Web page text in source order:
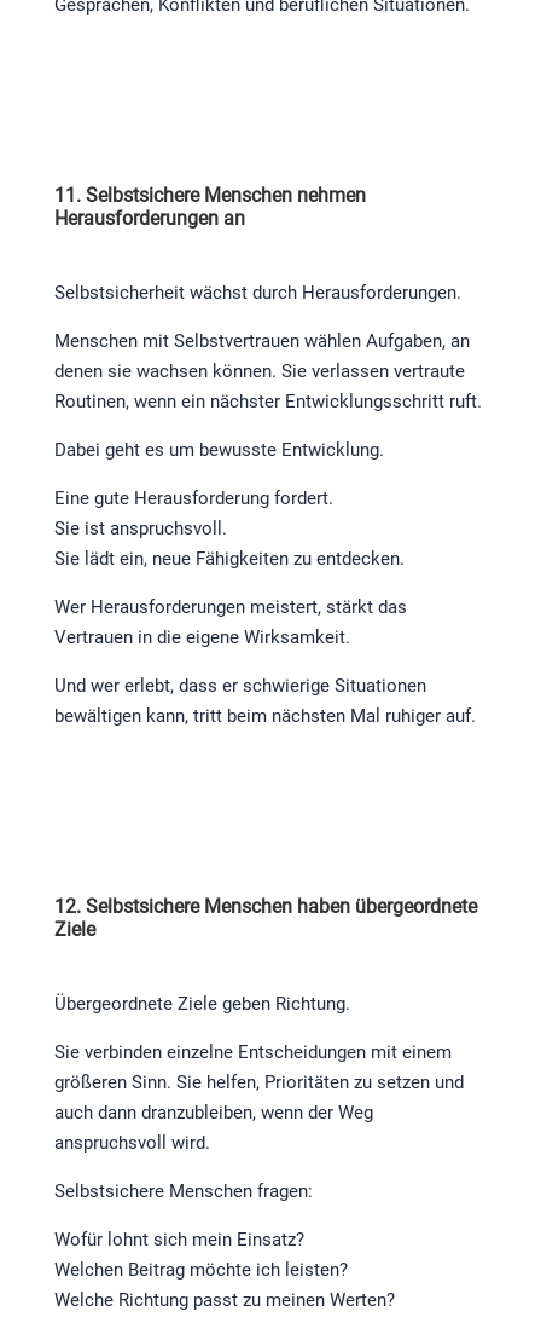
Gesprächen, Konflikten und beruflichen Situationen.
11. Selbstsichere Menschen nehmen
Herausforderungen an
Selbstsicherheit wächst durch Herausforderungen.
Menschen mit Selbstvertrauen wählen Aufgaben, an
denen sie wachsen können. Sie verlassen vertraute
Routinen, wenn ein nächster Entwicklungsschritt ruft.
Dabei geht es um bewusste Entwicklung.
Eine gute Herausforderung fordert.
Sie ist anspruchsvoll.
Sie lädt ein, neue Fähigkeiten zu entdecken.
Wer Herausforderungen meistert, stärkt das
Vertrauen in die eigene Wirksamkeit.
Und wer erlebt, dass er schwierige Situationen
bewältigen kann, tritt beim nächsten Mal ruhiger auf.
12. Selbstsichere Menschen haben übergeordnete
Ziele
Übergeordnete Ziele geben Richtung.
Sie verbinden einzelne Entscheidungen mit einem
größeren Sinn. Sie helfen, Prioritäten zu setzen und
auch dann dranzubleiben, wenn der Weg
anspruchsvoll wird.
Selbstsichere Menschen fragen:
Wofür lohnt sich mein Einsatz?
Welchen Beitrag möchte ich leisten?
Welche Richtung passt zu meinen Werten?